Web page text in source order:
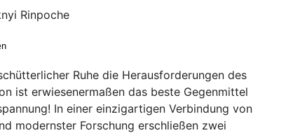
Rinpoche
Ruhe die Herausforderungen des
ist erwiesenermaßen das beste Gegenmittel
In einer einzigartigen Verbindung von
modernster Forschung erschließen zwei